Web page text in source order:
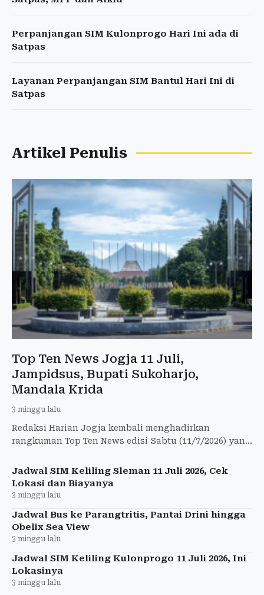
Perpanjangan SIM Kulonprogo Hari Ini ada di
Satpas
Layanan Perpanjangan SIM Bantul Hari Ini di
Satpas
Artikel Penulis
Top Ten News Jogja 11 Juli,
Jampidsus, Bupati Sukoharjo,
Mandala Krida
3 minggu lalu
Redaksi Harian Jogja kembali menghadirkan
rangkuman Top Ten News edisi Sabtu (11/7/2026) yang
Jadwal SIM Keliling Sleman 11 Juli 2026, Cek
Lokasi dan Biayanya
3 minggu lalu
Jadwal Bus ke Parangtritis, Pantai Drini hingga
Obelix Sea View
3 minggu lalu
Jadwal SIM Keliling Kulonprogo 11 Juli 2026, Ini
Lokasinya
3 minggu lalu